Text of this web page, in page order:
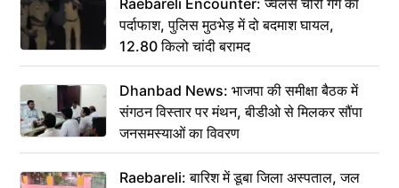
पर्दाफाश, पुलिस मुठभेड़ में दो बदमाश घायल,
12.80 किलो चांदी बरामद
Dhanbad News: भाजपा की समीक्षा बैठक में
संगठन विस्तार पर मंथन, बीडीओ से मिलकर सौंपा
जनसमस्याओं का विवरण
Raebareli: बारिश में डूबा जिला अस्पताल, जल